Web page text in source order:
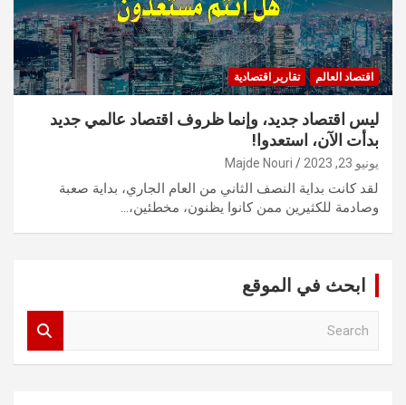
اقتصاد العالم تقارير اقتصادية
ليس اقتصاد جديد، وإنما ظروف اقتصاد عالمي جديد
بدأت الآن، استعدوا!
يونيو 23, 2023 Majde Nouri
لقد كانت بداية النصف الثاني من العام الجاري، بداية صعبة
وصادمة للكثيرين ممن كانوا يظنون، مخطئين،…
ابحث في الموقع